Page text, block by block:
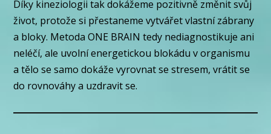
Díky kineziologii tak dokážeme pozitivně změnit svůj
život, protože si přestaneme vytvářet vlastní zábrany
a bloky. Metoda ONE BRAIN tedy nediagnostikuje ani
neléčí, ale uvolní energetickou blokádu v organismu
a tělo se samo dokáže vyrovnat se stresem, vrátit se
do rovnováhy a uzdravit se.